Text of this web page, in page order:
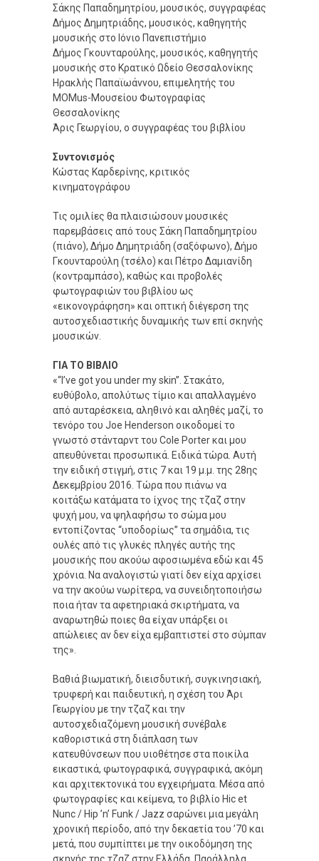
Σάκης Παπαδημητρίου, μουσικός, συγγραφέας
Δήμος Δημητριάδης, μουσικός, καθηγητής
μουσικής στο Ιόνιο Πανεπιστήμιο
Δήμος Γκουνταρούλης, μουσικός, καθηγητής
μουσικής στο Κρατικό Ωδείο Θεσσαλονίκης
Ηρακλής Παπαϊωάννου, επιμελητής του
MOMus-Μουσείου Φωτογραφίας
Θεσσαλονίκης
Άρις Γεωργίου, ο συγγραφέας του βιβλίου
Συντονισμός
Κώστας Καρδερίνης, κριτικός
κινηματογράφου
Τις ομιλίες θα πλαισιώσουν μουσικές
παρεμβάσεις από τους Σάκη Παπαδημητρίου
(πιάνο), Δήμο Δημητριάδη (σαξόφωνο), Δήμο
Γκουνταρούλη (τσέλο) και Πέτρο Δαμιανίδη
(κοντραμπάσο), καθώς και προβολές
φωτογραφιών του βιβλίου ως
«εικονογράφηση» και οπτική διέγερση της
αυτοσχεδιαστικής δυναμικής των επί σκηνής
μουσικών.
ΓΙΑ ΤΟ ΒΙΒΛΙΟ
«“I’ve got you under my skin”. Στακάτο,
ευθύβολο, απολύτως τίμιο και απαλλαγμένο
από αυταρέσκεια, αληθινό και αληθές μαζί, το
τενόρο του Joe Henderson οικοδομεί το
γνωστό στάνταρντ του Cole Porter και μου
απευθύνεται προσωπικά. Ειδικά τώρα. Αυτή
την ειδική στιγμή, στις 7 και 19 μ.μ. της 28ης
Δεκεμβρίου 2016. Τώρα που πιάνω να
κοιτάξω κατάματα το ίχνος της τζαζ στην
ψυχή μου, να ψηλαφήσω το σώμα μου
εντοπίζοντας “υποδορίως” τα σημάδια, τις
ουλές από τις γλυκές πληγές αυτής της
μουσικής που ακούω αφοσιωμένα εδώ και 45
χρόνια. Να αναλογιστώ γιατί δεν είχα αρχίσει
να την ακούω νωρίτερα, να συνειδητοποιήσω
ποια ήταν τα αφετηριακά σκιρτήματα, να
αναρωτηθώ ποιες θα είχαν υπάρξει οι
απώλειες αν δεν είχα εμβαπτιστεί στο σύμπαν
της».
Βαθιά βιωματική, διεισδυτική, συγκινησιακή,
τρυφερή και παιδευτική, η σχέση του Άρι
Γεωργίου με την τζαζ και την
αυτοσχεδιαζόμενη μουσική συνέβαλε
καθοριστικά στη διάπλαση των
κατευθύνσεων που υιοθέτησε στα ποικίλα
εικαστικά, φωτογραφικά, συγγραφικά, ακόμη
και αρχιτεκτονικά του εγχειρήματα. Μέσα από
φωτογραφίες και κείμενα, το βιβλίο Hic et
Nunc / Hip ’n’ Funk / Jazz σαρώνει μια μεγάλη
χρονική περίοδο, από την δεκαετία του ’70 και
μετά, που συμπίπτει με την οικοδόμηση της